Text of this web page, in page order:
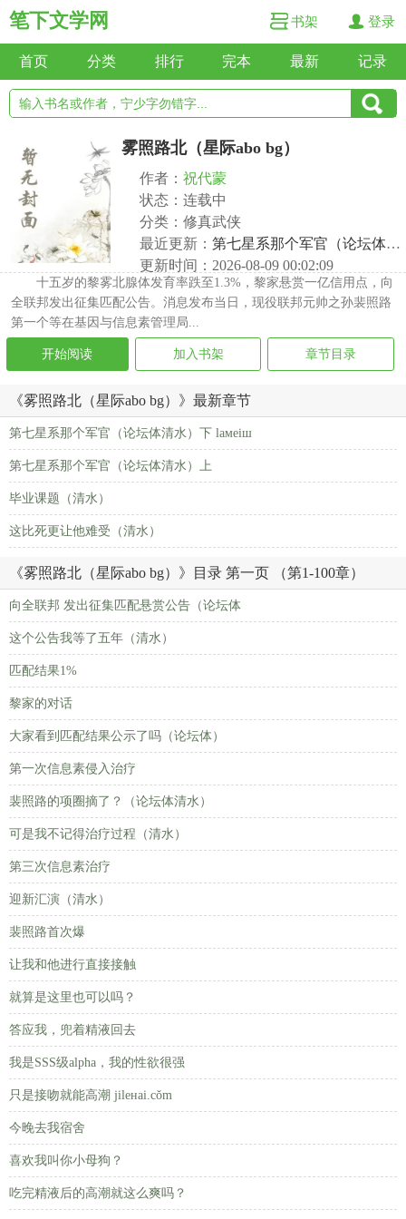
笔下文学网 书架 登录
首页 分类 排行 完本 最新 记录
雾照路北（星际abo bg）
作者： 祝代蒙
状态：连载中
分类：修真武侠
最近更新： 第七星系那个军官（论坛体清水）下 laмeiш
更新时间：2026-08-09 00:02:09
十五岁的黎雾北腺体发育率跌至1.3%，黎家悬赏一亿信用点，向
全联邦发出征集匹配公告。消息发布当日，现役联邦元帅之孙裴照路
第一个等在基因与信息素管理局...
开始阅读 加入书架 章节目录
《雾照路北（星际abo bg）》最新章节
第七星系那个军官（论坛体清水）下 laмeiш
第七星系那个军官（论坛体清水）上
毕业课题（清水）
这比死更让他难受（清水）
《雾照路北（星际abo bg）》目录 第一页 （第1-100章）
向全联邦 发出征集匹配悬赏公告（论坛体
这个公告我等了五年（清水）
匹配结果1%
黎家的对话
大家看到匹配结果公示了吗（论坛体）
第一次信息素侵入治疗
裴照路的项圈摘了？（论坛体清水）
可是我不记得治疗过程（清水）
第三次信息素治疗
迎新汇演（清水）
裴照路首次爆
让我和他进行直接接触
就算是这里也可以吗？
答应我，兜着精液回去
我是SSS级alpha，我的性欲很强
只是接吻就能高潮 jileнai.cǒm
今晚去我宿舍
喜欢我叫你小母狗？
吃完精液后的高潮就这么爽吗？